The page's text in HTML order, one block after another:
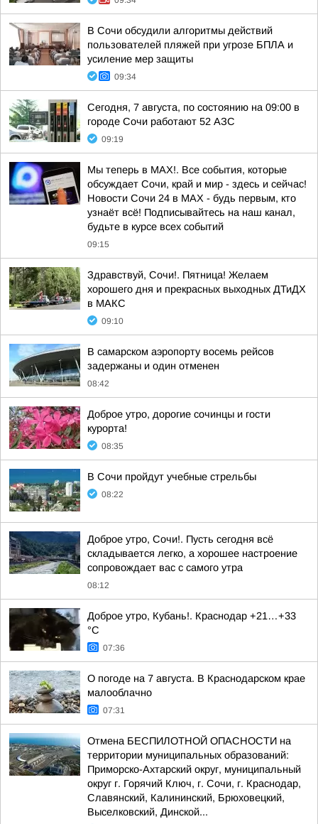
В Сочи обсудили алгоритмы действий
пользователей пляжей при угрозе БПЛА и
усиление мер защиты
09:34
Сегодня, 7 августа, по состоянию на 09:00 в
городе Сочи работают 52 АЗС
09:19
Мы теперь в MAX!. Все события, которые
обсуждает Сочи, край и мир - здесь и сейчас!
Новости Сочи 24 в MAX - будь первым, кто
узнаёт всё! Подписывайтесь на наш канал,
будьте в курсе всех событий
09:15
Здравствуй, Сочи!. Пятница! Желаем
хорошего дня и прекрасных выходных ДТиДХ
в МАКС
09:10
В самарском аэропорту восемь рейсов
задержаны и один отменен
08:42
Доброе утро, дорогие сочинцы и гости
курорта!
08:35
В Сочи пройдут учебные стрельбы
08:22
Доброе утро, Сочи!. Пусть сегодня всё
складывается легко, а хорошее настроение
сопровождает вас с самого утра
08:12
Доброе утро, Кубань!. Краснодар +21…+33
°С
07:36
О погоде на 7 августа. В Краснодарском крае
малооблачно
07:31
Отмена БЕСПИЛОТНОЙ ОПАСНОСТИ на
территории муниципальных образований:
Приморско-Ахтарский округ, муниципальный
округ г. Горячий Ключ, г. Сочи, г. Краснодар,
Славянский, Калининский, Брюховецкий,
Выселковский, Динской...